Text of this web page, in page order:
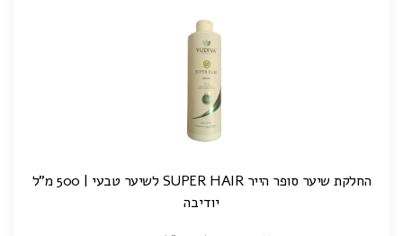
החלקת שיער סופר הייר SUPER HAIR לשיער טבעי | 500 מ"ל
יודיבה